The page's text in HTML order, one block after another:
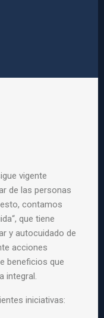
vigente
de las personas
contamos
“, que tiene
y autocuidado de
acciones
beneficios que
integral.
iniciativas: